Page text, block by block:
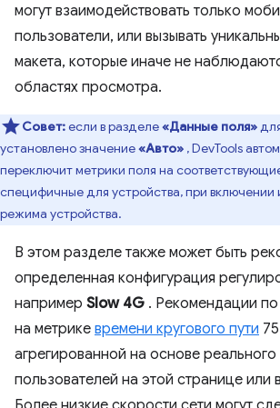
могут взаимодействовать только
пользователи, или вызывать
макета, которые иначе не
областях просмотра.
Совет:если в разделе«Данные поля»
установлено значение«Авто» , DevTools
переключит метрики поля на
специфичные для устройства, при включении
режима устройства.
В этом разделе также может быть
определенная конфигурация
например Slow 4G . Рекомендации
на метрике времени кругового пути
агрегированной на основе реального
пользователей на этой странице или